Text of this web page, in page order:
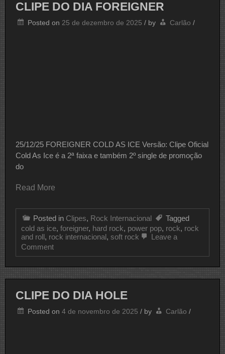
CLIPE DO DIA FOREIGNER
Posted on 25 de dezembro de 2025 / by Carlão /
25/12/25 FOREIGNER COLD AS ICE Versão: Clipe Oficial
Cold As Ice é a 2ª faixa e também 2º single de promoção
do
Read More
Posted in Clipes, Rock Internacional
Tagged
cold as ice, foreigner, hard rock, power pop, rock, rock
and roll, rock internacional, soft rock
Leave a
Commenton
CLIPE
FOREIGNER
CLIPE DO DIA HOLE
Posted on 4 de novembro de 2025 / by Carlão /